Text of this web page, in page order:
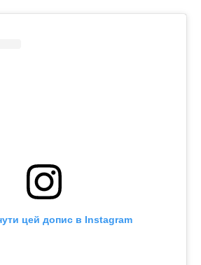
цей допис в Instagram